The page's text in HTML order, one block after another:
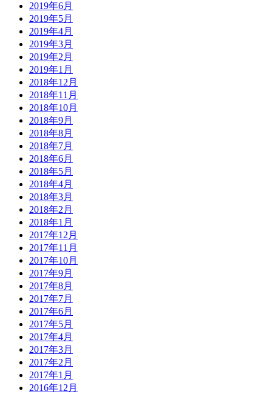
2019年6月
2019年5月
2019年4月
2019年3月
2019年2月
2019年1月
2018年12月
2018年11月
2018年10月
2018年9月
2018年8月
2018年7月
2018年6月
2018年5月
2018年4月
2018年3月
2018年2月
2018年1月
2017年12月
2017年11月
2017年10月
2017年9月
2017年8月
2017年7月
2017年6月
2017年5月
2017年4月
2017年3月
2017年2月
2017年1月
2016年12月